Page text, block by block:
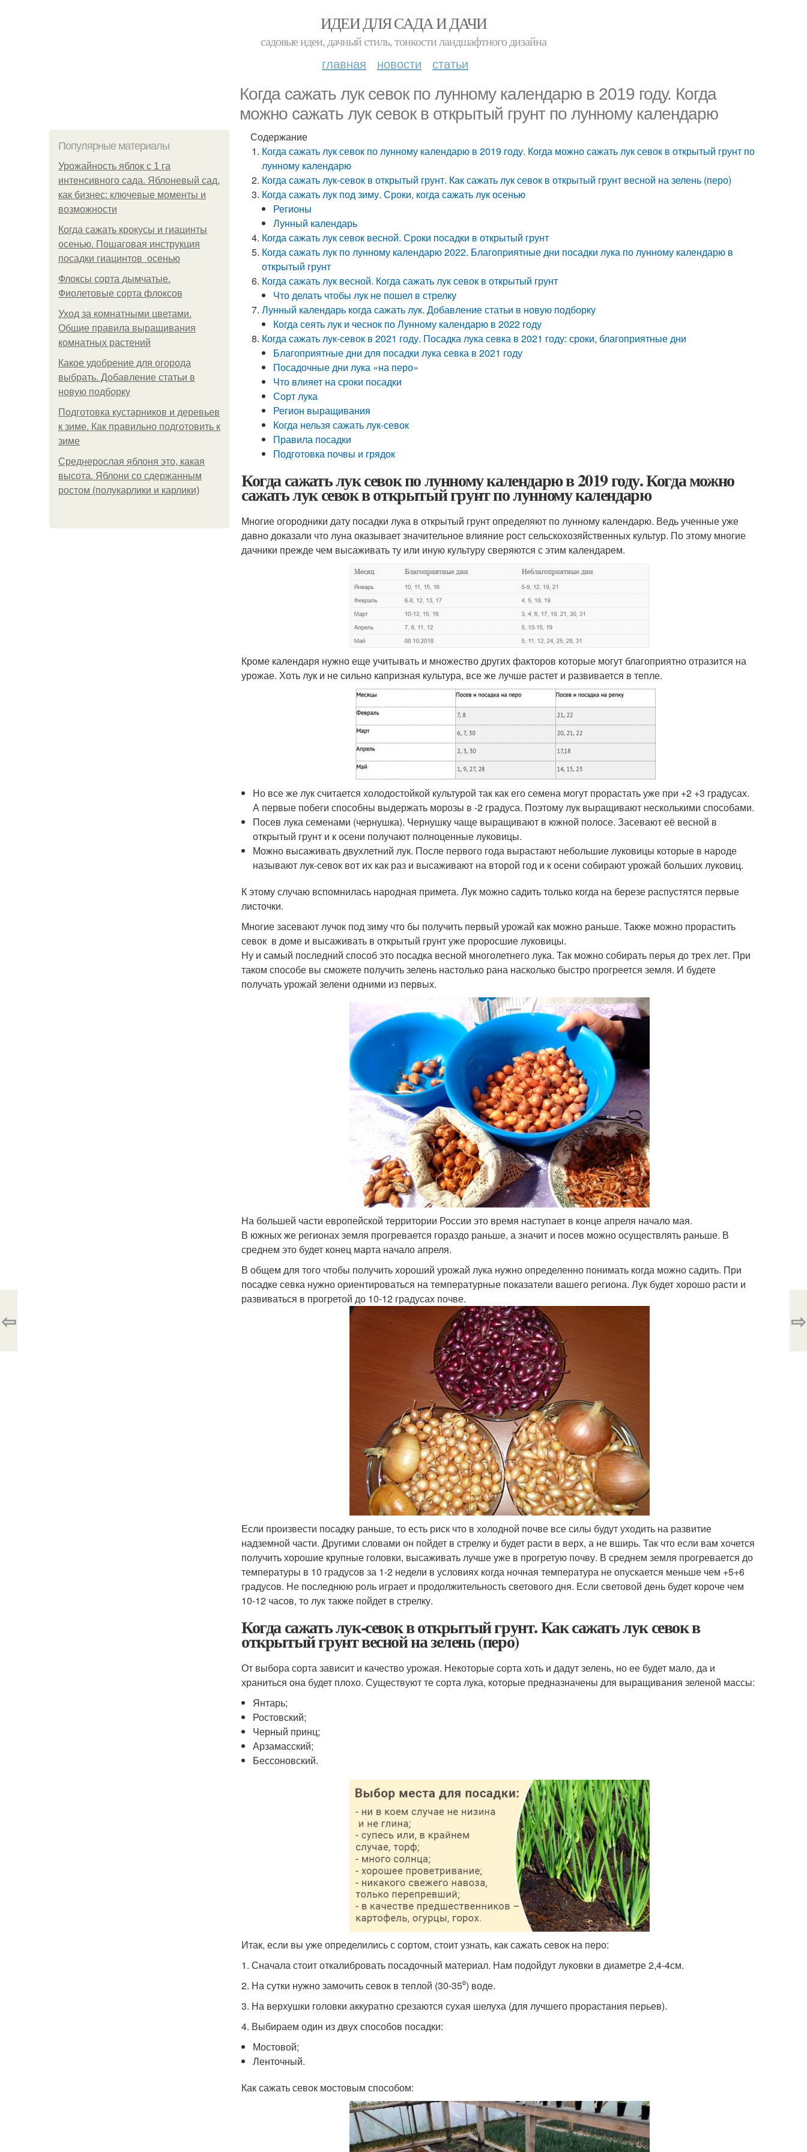
ИДЕИ ДЛЯ САДА И ДАЧИ
садовые идеи, дачный стиль, тонкости ландшафтного дизайна
главная новости статьи
Когда сажать лук севок по лунному календарю в 2019 году. Когда
можно сажать лук севок в открытый грунт по лунному календарю
Популярные материалы
Урожайность яблок с 1 га
интенсивного сада. Яблоневый сад,
как бизнес: ключевые моменты и
возможности
Когда сажать крокусы и гиацинты
осенью. Пошаговая инструкция
посадки гиацинтов осенью
Флоксы сорта дымчатые.
Фиолетовые сорта флоксов
Уход за комнатными цветами.
Общие правила выращивания
комнатных растений
Какое удобрение для огорода
выбрать. Добавление статьи в
новую подборку
Подготовка кустарников и деревьев
к зиме. Как правильно подготовить к
зиме
Среднерослая яблоня это, какая
высота. Яблони со сдержанным
ростом (полукарлики и карлики)
Содержание
Когда сажать лук севок по лунному календарю в 2019 году. Когда можно сажать лук севок в открытый грунт по
лунному календарю
Когда сажать лук-севок в открытый грунт. Как сажать лук севок в открытый грунт весной на зелень (перо)
Когда сажать лук под зиму. Сроки, когда сажать лук осенью
Регионы
Лунный календарь
Когда сажать лук севок весной. Сроки посадки в открытый грунт
Когда сажать лук по лунному календарю 2022. Благоприятные дни посадки лука по лунному календарю в
открытый грунт
Когда сажать лук весной. Когда сажать лук севок в открытый грунт
Что делать чтобы лук не пошел в стрелку
Лунный календарь когда сажать лук. Добавление статьи в новую подборку
Когда сеять лук и чеснок по Лунному календарю в 2022 году
Когда сажать лук-севок в 2021 году. Посадка лука севка в 2021 году: сроки, благоприятные дни
Благоприятные дни для посадки лука севка в 2021 году
Посадочные дни лука «на перо»
Что влияет на сроки посадки
Сорт лука
Регион выращивания
Когда нельзя сажать лук-севок
Правила посадки
Подготовка почвы и грядок
Когда сажать лук севок по лунному календарю в 2019 году. Когда можно
сажать лук севок в открытый грунт по лунному календарю
Многие огородники дату посадки лука в открытый грунт определяют по лунному календарю. Ведь ученные уже
давно доказали что луна оказывает значительное влияние рост сельскохозяйственных культур. По этому многие
дачники прежде чем высаживать ту или иную культуру сверяются с этим календарем.
Кроме календаря нужно еще учитывать и множество других факторов которые могут благоприятно отразится на
урожае. Хоть лук и не сильно капризная культура, все же лучше растет и развивается в тепле.
Но все же лук считается холодостойкой культурой так как его семена могут прорастать уже при +2 +3 градусах.
А первые побеги способны выдержать морозы в -2 градуса. Поэтому лук выращивают несколькими способами.
Посев лука семенами (чернушка). Чернушку чаще выращивают в южной полосе. Засевают её весной в
открытый грунт и к осени получают полноценные луковицы.
Можно высаживать двухлетний лук. После первого года вырастают небольшие луковицы которые в народе
называют лук-севок вот их как раз и высаживают на второй год и к осени собирают урожай больших луковиц.
К этому случаю вспомнилась народная примета. Лук можно садить только когда на березе распустятся первые
листочки.
Многие засевают лучок под зиму что бы получить первый урожай как можно раньше. Также можно прорастить
севок в доме и высаживать в открытый грунт уже проросшие луковицы.
Ну и самый последний способ это посадка весной многолетнего лука. Так можно собирать перья до трех лет. При
таком способе вы сможете получить зелень настолько рана насколько быстро прогреется земля. И будете
получать урожай зелени одними из первых.
На большей части европейской территории России это время наступает в конце апреля начало мая.
В южных же регионах земля прогревается гораздо раньше, а значит и посев можно осуществлять раньше. В
среднем это будет конец марта начало апреля.
В общем для того чтобы получить хороший урожай лука нужно определенно понимать когда можно садить. При
посадке севка нужно ориентироваться на температурные показатели вашего региона. Лук будет хорошо расти и
развиваться в прогретой до 10-12 градусах почве.
Если произвести посадку раньше, то есть риск что в холодной почве все силы будут уходить на развитие
надземной части. Другими словами он пойдет в стрелку и будет расти в верх, а не вширь. Так что если вам хочется
получить хорошие крупные головки, высаживать лучше уже в прогретую почву. В среднем земля прогревается до
температуры в 10 градусов за 1-2 недели в условиях когда ночная температура не опускается меньше чем +5+6
градусов. Не последнюю роль играет и продолжительность светового дня. Если световой день будет короче чем
10-12 часов, то лук также пойдет в стрелку.
Когда сажать лук-севок в открытый грунт. Как сажать лук севок в
открытый грунт весной на зелень (перо)
От выбора сорта зависит и качество урожая. Некоторые сорта хоть и дадут зелень, но ее будет мало, да и
храниться она будет плохо. Существуют те сорта лука, которые предназначены для выращивания зеленой массы:
Янтарь;
Ростовский;
Черный принц;
Арзамасский;
Бессоновский.
Итак, если вы уже определились с сортом, стоит узнать, как сажать севок на перо:
1. Сначала стоит откалибровать посадочный материал. Нам подойдут луковки в диаметре 2,4-4см.
2. На сутки нужно замочить севок в теплой (30-35⁰) воде.
3. На верхушки головки аккуратно срезаются сухая шелуха (для лучшего прорастания перьев).
4. Выбираем один из двух способов посадки:
Мостовой;
Ленточный.
Как сажать севок мостовым способом:
⇦ ⇨